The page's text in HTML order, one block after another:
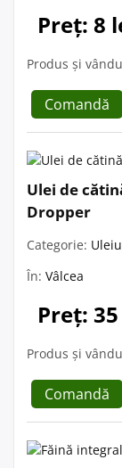
Preț: 8
Produs și
Comandă
Ulei de
Dropper
Categorie:
În: Vâlcea
Preț:
Produs și
Comandă